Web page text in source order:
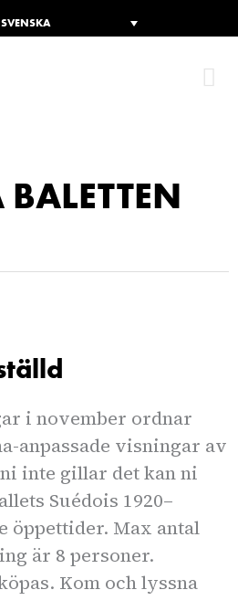
SVENSKA
i november ordnar
anpassade visningar av
inte gillar det kan ni
Suédois 1920–
öppettider. Max antal
är 8 personer.
Kom och lyssna